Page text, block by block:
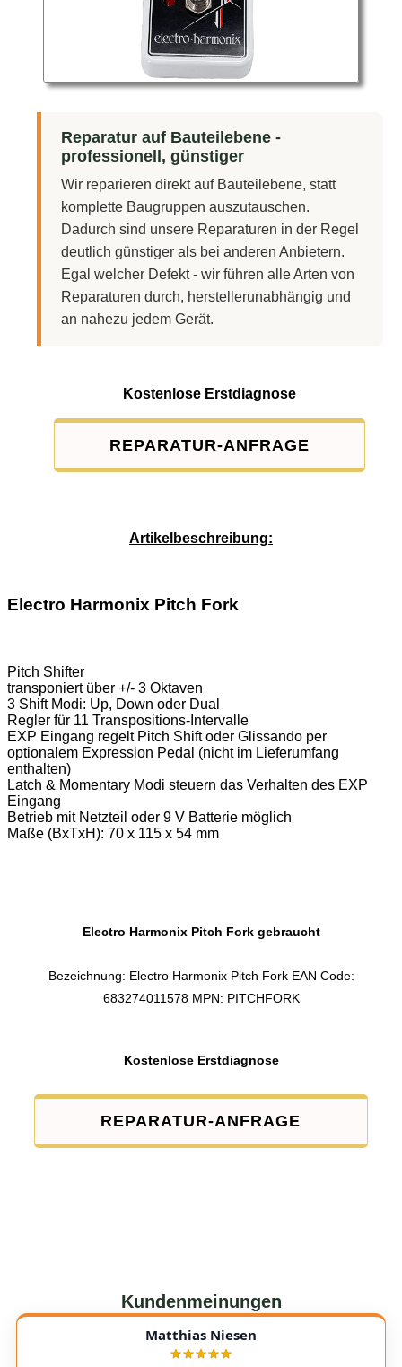
Reparatur auf Bauteilebene -
professionell, günstiger
Wir reparieren direkt auf Bauteilebene, statt
komplette Baugruppen auszutauschen.
Dadurch sind unsere Reparaturen in der Regel
deutlich günstiger als bei anderen Anbietern.
Egal welcher Defekt - wir führen alle Arten von
Reparaturen durch, herstellerunabhängig und
an nahezu jedem Gerät.
Kostenlose Erstdiagnose
REPARATUR-ANFRAGE
Artikelbeschreibung:
Electro Harmonix Pitch Fork
Pitch Shifter
transponiert über +/- 3 Oktaven
3 Shift Modi: Up, Down oder Dual
Regler für 11 Transpositions-Intervalle
EXP Eingang regelt Pitch Shift oder Glissando per
optionalem Expression Pedal (nicht im Lieferumfang
enthalten)
Latch & Momentary Modi steuern das Verhalten des EXP
Eingang
Betrieb mit Netzteil oder 9 V Batterie möglich
Maße (BxTxH): 70 x 115 x 54 mm
Electro Harmonix Pitch Fork gebraucht
Bezeichnung: Electro Harmonix Pitch Fork EAN Code:
683274011578 MPN: PITCHFORK
Kostenlose Erstdiagnose
REPARATUR-ANFRAGE
Kundenmeinungen
Matthias Niesen